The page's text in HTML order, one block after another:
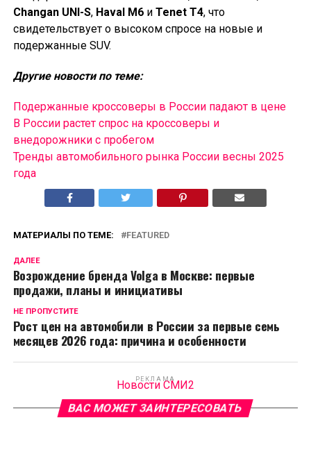
Changan UNI-S, Haval M6и Tenet T4, что
свидетельствует о высоком спросе на новые и
подержанные SUV.
Другие новости по теме:
Подержанные кроссоверы в России падают в цене
В России растет спрос на кроссоверы и
внедорожники с пробегом
Тренды автомобильного рынка России весны 2025
года
МАТЕРИАЛЫ ПО ТЕМЕ: FEATURED
ДАЛЕЕ
Возрождение бренда Volga в Москве: первые
продажи, планы и инициативы
НЕ ПРОПУСТИТЕ
Рост цен на автомобили в России за первые семь
месяцев 2026 года: причина и особенности
РЕКЛАМА
Новости СМИ2
ВАС МОЖЕТ ЗАИНТЕРЕСОВАТЬ